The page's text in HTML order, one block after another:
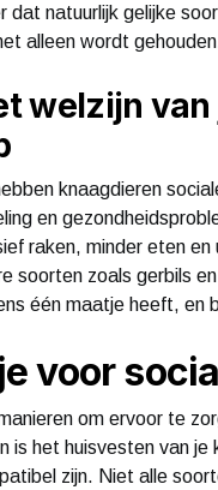
dat natuurlijk gelijke
alleen wordt
welzijn
knaagdieren
en
raken, minder eten
soorten zoals gerbils
één maatje heeft, en
voor
om ervoor te
is het huisvesten van
zijn. Niet alle